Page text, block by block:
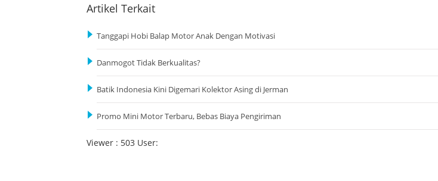
Artikel Terkait
Tanggapi Hobi Balap Motor Anak Dengan Motivasi
Danmogot Tidak Berkualitas?
Batik Indonesia Kini Digemari Kolektor Asing di Jerman
Promo Mini Motor Terbaru, Bebas Biaya Pengiriman
Viewer : 503 User: